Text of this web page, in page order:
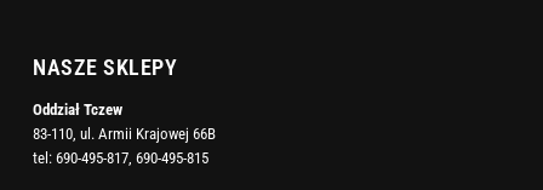
NASZE SKLEPY
Oddział Tczew
83-110, ul. Armii Krajowej 66B
tel: 690-495-817 690-495-815